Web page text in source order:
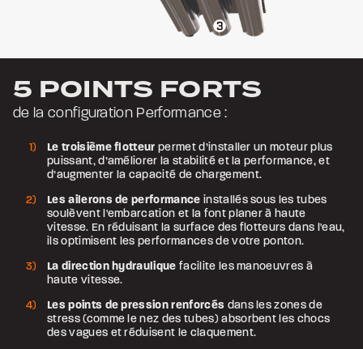
5 POINTS FORTS
de la configuration Performance :
Le troisième flotteurpermet d’installer un moteur plus
puissant, d’améliorer la stabilité et la performance, et
d’augmenter la capacité de chargement.
Les ailerons de performance installés sous les tubes
soulèvent l'embarcation et la font planer à haute
vitesse. En réduisant la surface des flotteurs dans l'eau,
ils optimisent les performances de votre ponton.
La direction hydraulique facilite les manoeuvres à
haute vitesse.
Les points de pression renforcés dans les zones de
stress (comme le nez des tubes) absorbent les chocs
des vagues et réduisent le claquement.